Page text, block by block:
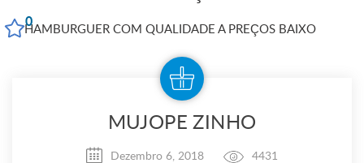
0
HAMBURGUER COM QUALIDADE A PREÇOS BAIXO
MUJOPE ZINHO
Dezembro 6, 2018 4431